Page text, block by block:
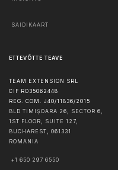
SAIDIKAART
ETTEVÕTTE TEAVE
TEAM EXTENSION SRL
CIF RO35062448
REG. COM. J40/11836/2015
BLD TIMIȘOARA 26, SECTOR 6,
1ST FLOOR, SUITE 127,
BUCHAREST, 061331
ROMANIA
+1 650 297 6550